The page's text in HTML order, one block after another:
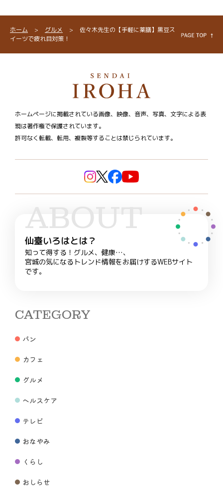
ホーム > グルメ >
佐々木先生の【手軽に薬膳】黒豆ス
イーツで疲れ目対策！
ホームページに掲載されている画像、映像、音声、写真、文字による表
現は著作権で保護されています。
許可なく転載、転用、複製等することは禁じられています。
ABOUT
仙臺いろはとは？
知って得する！グルメ、健康…、
宮城の気になるトレンド情報をお届けするWEBサイト
です。
CATEGORY
パン
カフェ
グルメ
ヘルスケア
テレビ
おなやみ
くらし
おしらせ